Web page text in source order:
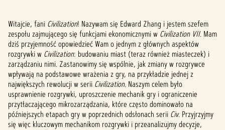
Witajcie, fani Civilization! Nazywam się Edward Zhang i jestem szefem
zespołu zajmującego się funkcjami ekonomicznymi w Civilization VII. Mam
dziś przyjemność opowiedzieć Wam o jednym z głównych aspektów
rozgrywki w Civilization: budowaniu miast (teraz również miasteczek) i
zarządzaniu nimi. Zastanowimy się wspólnie, jak zmiany w rozgrywce
wpływają na podstawowe wrażenia z gry, na przykładzie jednej z
największych rewolucji w serii Civilization. Naszym celem było
usprawnienie rozgrywki, uproszczenie mechanik gry i ograniczenie
przytłaczającego mikrozarządzania, które często dominowało na
późniejszych etapach gry w poprzednich odsłonach serii Civ. Przyjrzyjmy
się więc kluczowym mechanikom rozgrywki i przeanalizujmy decyzje,